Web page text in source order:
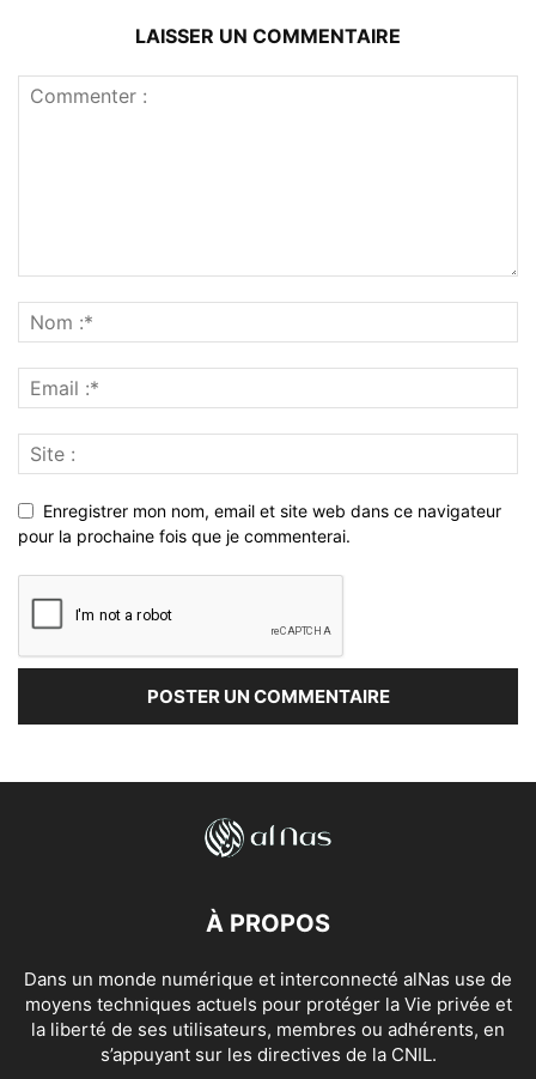
LAISSER UN COMMENTAIRE
Enregistrer mon nom, email et site web dans ce navigateur
pour la prochaine fois que je commenterai.
À PROPOS
Dans un monde numérique et interconnecté alNas use de
moyens techniques actuels pour protéger la Vie privée et
la liberté de ses utilisateurs, membres ou adhérents, en
s’appuyant sur les directives de la CNIL.